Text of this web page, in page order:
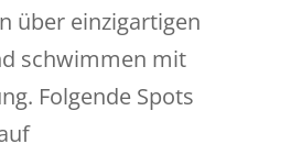
über einzigartigen
schwimmen mit
Folgende Spots